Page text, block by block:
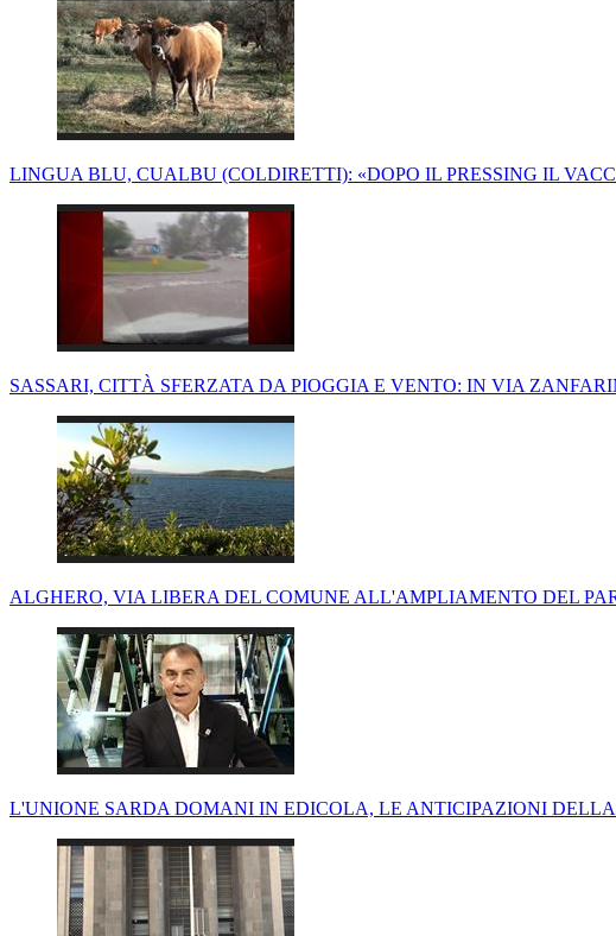
LINGUA BLU, CUALBU (COLDIRETTI): «DOPO IL PRESSING IL
SASSARI, CITTÀ SFERZATA DA PIOGGIA E VENTO: IN VIA
ALGHERO, VIA LIBERA DEL COMUNE ALL'AMPLIAMENTO DEL
L'UNIONE SARDA DOMANI IN EDICOLA, LE ANTICIPAZIONI